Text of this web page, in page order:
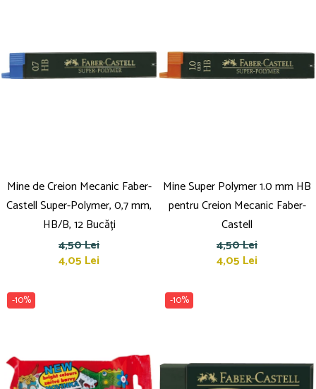
Mine de Creion Mecanic Faber-
Castell Super-Polymer, 0,7 mm,
HB/B, 12 Bucăți
4,50 Lei
4,05 Lei
Mine Super Polymer 1.0 mm HB
pentru Creion Mecanic Faber-
Castell
4,50 Lei
4,05 Lei
-10% -10%